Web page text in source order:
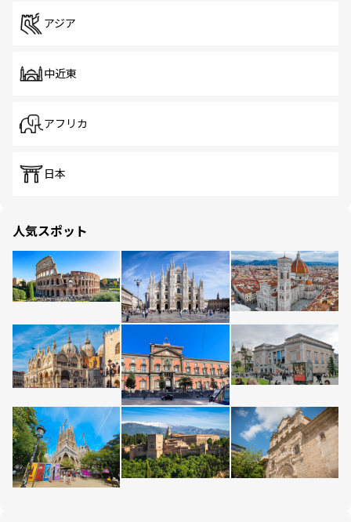
アジア
中近東
アフリカ
日本
人気スポット